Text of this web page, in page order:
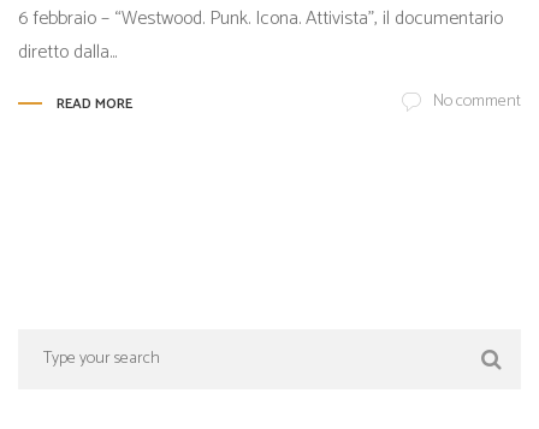
6 febbraio – “Westwood. Punk. Icona. Attivista”, il documentario
diretto dalla...
READ MORE No comment